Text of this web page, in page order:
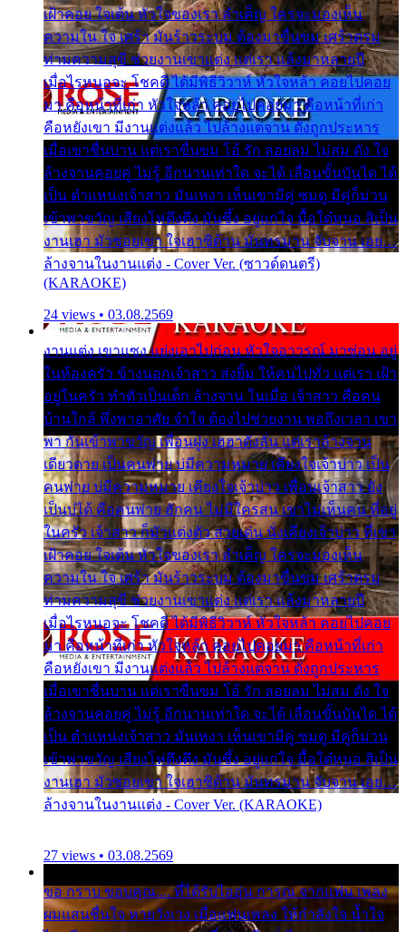
เฝ้าคอย ใจเต้น หัวใจของเรา ลำเค็ญ ใครจะมองเห็น
ความใน ใจ เศร้า มันร้าวระบม ต้องมาขื่นขม เศร้าตรม
ท่ามความสุขี ช่วยงานเขาแต่ง แต่เรา แล้งมาหลายปี
เมื่อไรหนอจะ โชคดี ได้มีพิธีวิวาห์ หัวใจหล้า คอยไปคอย
มา คือหน้าที่เก่า หัวใจหล้า คอยไปคอยมา คือหน้าที่เก่า
คือหยังเขา มีงานแต่งแล้ว ไปล้างแต่จาน ดั่งถูกประหาร
เมื่อเขาชื่นบาน แต่เราขื่นขม โอ้ รัก ลอยลม ไม่สม ดัง ใจ
ล้างจานคอยคู่ ไม่รู้ อีกนานเท่าใด จะได้ เลื่อนขั้นบันได ได้
เป็น ตำแหน่งเจ้าสาว มันเหงา เห็นเขามีคู่ ซมดู มีคู่ก็ม่วน
เข้าพาขวัญ เสียงโห่ตึงตึง มันซึ้ง อยู่แก่ใจ มื้อใด๋หนอ สิเป็น
งานเฮา มัวซอยเขา ใจเฮาซิด้าน มันทรมาน จับจาน เอย…
ล้างจานในงานแต่ง - Cover Ver. (ซาวด์ดนตรี)
(KARAOKE)
24 views • 03.08.2569
งานแต่ง เขาแซง แย่งเอาไปก่อน หัวใจอาวรณ์ มาซ่อน อยู่
ในห้องครัว ข้างนอกเจ้าสาว ส่งยิ้ม ให้คนไปทั่ว แต่เรา เฝ้า
อยู่ในครัว ทำตัวเป็นเด็ก ล้างจาน ในเมื่อ เจ้าสาว คือคน
บ้านใกล้ พึ่งพาอาศัย จำใจ ต้องไปช่วยงาน พอถึงเวลา เขา
พา กันเข้าพาขวัญ เพื่อนฝูง เฮฮาดังลั่น แต่เราล้างจาน
เดียวดาย เป็นคนพ่าย บ่มีความหมาย เคียงใจเจ้าบ่าว เป็น
คนพ่าย บ่มีความหมาย เคียงใจเจ้าบ่าว เพื่อนเจ้าสาว ยัง
เป็นบ่ได้ คือคนพ่าย ฮักคน ไม่มีใครสน เขาไม่เห็นคน ที่อยู่
ในครัว เจ้าสาว ก็มัวแต่งตัว สวยเด่น นั่งเคียงเจ้าบ่าว ที่เขา
เฝ้าคอย ใจเต้น หัวใจของเรา ลำเค็ญ ใครจะมองเห็น
ความใน ใจ เศร้า มันร้าวระบม ต้องมาขื่นขม เศร้าตรม
ท่ามความสุขี ช่วยงานเขาแต่ง แต่เรา แล้งมาหลายปี
เมื่อไรหนอจะ โชคดี ได้มีพิธีวิวาห์ หัวใจหล้า คอยไปคอย
มา คือหน้าที่เก่า หัวใจหล้า คอยไปคอยมา คือหน้าที่เก่า
คือหยังเขา มีงานแต่งแล้ว ไปล้างแต่จาน ดั่งถูกประหาร
เมื่อเขาชื่นบาน แต่เราขื่นขม โอ้ รัก ลอยลม ไม่สม ดัง ใจ
ล้างจานคอยคู่ ไม่รู้ อีกนานเท่าใด จะได้ เลื่อนขั้นบันได ได้
เป็น ตำแหน่งเจ้าสาว มันเหงา เห็นเขามีคู่ ซมดู มีคู่ก็ม่วน
เข้าพาขวัญ เสียงโห่ตึงตึง มันซึ้ง อยู่แก่ใจ มื้อใด๋หนอ สิเป็น
งานเฮา มัวซอยเขา ใจเฮาซิด้าน มันทรมาน จับจาน เอย…
ล้างจานในงานแต่ง - Cover Ver. (KARAOKE)
27 views • 03.08.2569
ขอ กราบ ขอบคุณ.... ที่ได้รับไออุ่น การุณ จากแฟน เพลง
ผมแสนชื่นใจ หายวังเวง เมื่อแฟนเพลง ให้กำลังใจ น้ำใจ